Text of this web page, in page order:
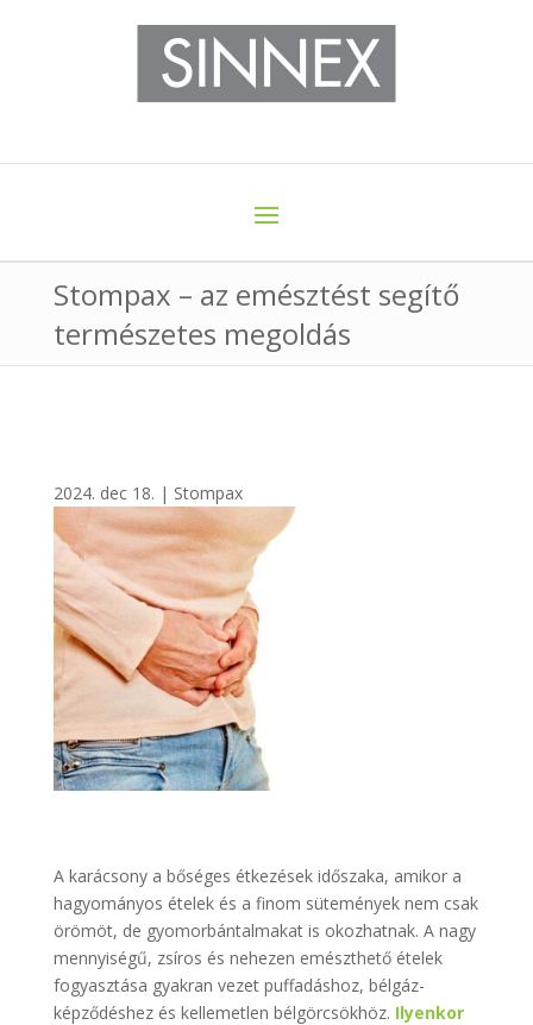
Stompax – az emésztést segítő
természetes megoldás
2024. dec 18. | Stompax
A karácsony a bőséges étkezések időszaka, amikor a
hagyományos ételek és a finom sütemények nem csak
örömöt, de gyomorbántalmakat is okozhatnak. A nagy
mennyiségű, zsíros és nehezen emészthető ételek
fogyasztása gyakran vezet puffadáshoz, bélgáz-
képződéshez és kellemetlen bélgörcsökhöz. Ilyenkor